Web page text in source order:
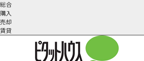
総合
購入
売却
賃貸